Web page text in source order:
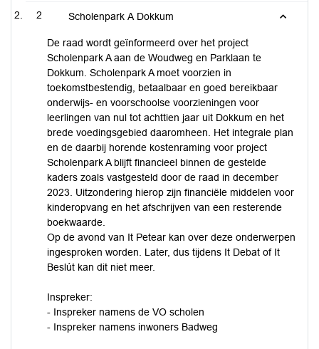
2 Scholenpark A Dokkum
De raad wordt geïnformeerd over het project
Scholenpark A aan de Woudweg en Parklaan te
Dokkum. Scholenpark A moet voorzien in
toekomstbestendig, betaalbaar en goed bereikbaar
onderwijs- en voorschoolse voorzieningen voor
leerlingen van nul tot achttien jaar uit Dokkum en het
brede voedingsgebied daaromheen. Het integrale plan
en de daarbij horende kostenraming voor project
Scholenpark A blijft financieel binnen de gestelde
kaders zoals vastgesteld door de raad in december
2023. Uitzondering hierop zijn financiële middelen voor
kinderopvang en het afschrijven van een resterende
boekwaarde.
Op de avond van It Petear kan over deze onderwerpen
ingesproken worden. Later, dus tijdens It Debat of It
Beslút kan dit niet meer.
Inspreker:
- Inspreker namens de VO scholen
- Inspreker namens inwoners Badweg